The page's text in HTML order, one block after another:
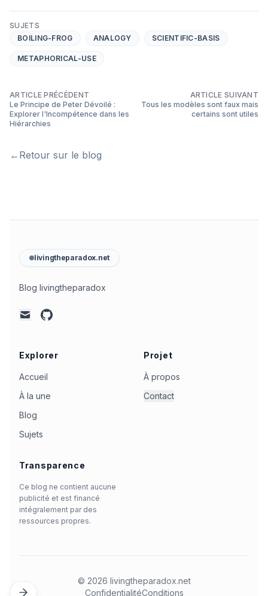
SUJETS
BOILING-FROG
ANALOGY SCIENTIFIC-BASIS
METAPHORICAL-USE
ARTICLE PRÉCÉDENT
Le Principe de Peter Dévoilé :
Explorer l'Incompétence dans les
Hiérarchies
ARTICLE SUIVANT
Tous les modèles sont faux mais
certains sont utiles
← Retour sur le blog
livingtheparadox.net
Blog livingtheparadox
mail
github
Explorer
Accueil
À la une
Blog
Sujets
Projet
À propos
Contact
Transparence
Ce blog ne contient aucune
publicité et est financé
intégralement par des
ressources propres.
© 2026 livingtheparadox.net
ConfidentialitéConditions